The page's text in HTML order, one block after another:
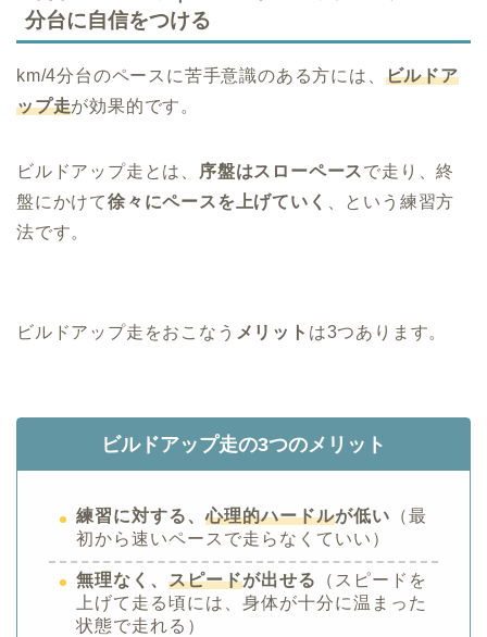
分台に自信をつける
km/4分台のペースに苦手意識のある方には、 ビルドア
ップ走が効果的です。
ビルドアップ走とは、 序盤はスローペースで走り、終
盤にかけて徐々にペースを上げていく
、という練習方
法です。
ビルドアップ走をおこなう メリット は3つあります。
ビルドアップ走の3つのメリット
練習に対する、心理的ハードルが低い （最
初から速いペースで走らなくていい）
無理なく、 スピードが出せる
（スピードを
上げて走る頃には、身体が十分に温まった
状態で走れる）